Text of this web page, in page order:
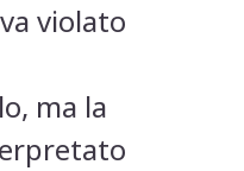
violato
ma la